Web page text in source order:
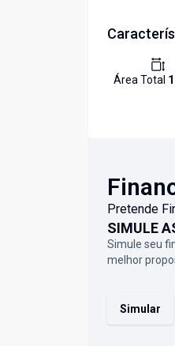
Área Total
Pretende
SIMULE
Simule seu
melhor
Simular